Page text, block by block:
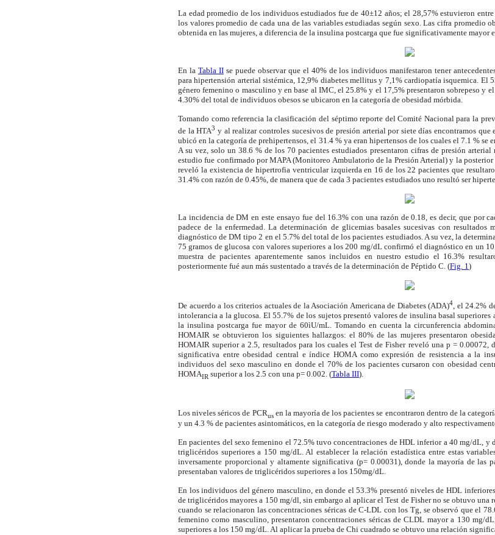
La edad promedio de los individuos estudiados fue de 40±12 años; el 28,57% estuvieron
los valores promedio de cada una de las variables estudiadas según sexo. Las cifra promedio
obtenida en las mujeres, a diferencia de la insulina postcarga que fue significativamente mayor
En la Tabla IIse puede observar que el 40% de los individuos manifestaron tener
para hipertensión arterial sistémica, 12,9% diabetes mellitus y 7,1% cardiopatía isquemica. El
género femenino o masculino y en base al IMC, el 25.8% y el 17,5% presentaron sobrepeso y
4.30% del total de individuos obesos se ubicaron en la categoría de obesidad mórbida.
Tomando como referencia la clasificación del séptimo reporte del Comité Nacional para la
de la HTA3 y al realizar controles sucesivos de presión arterial por siete días encontramos
ubicó en la categoría de prehipertensos, el 31.4 % ya eran hipertensos de los cuales el 7.1 % se
A su vez, solo un 38.6 % de los 70 pacientes estudiados presentaron cifras de presión
estudio fue confirmado por MAPA (Monitoreo Ambulatorio de la Presión Arterial) y la
reveló la existencia de hipertrofia ventricular izquierda en 16 de los 22 pacientes que
31.4% con razón de 0.45%, de manera que de cada 3 pacientes estudiados uno resultó ser
La incidencia de DM en este ensayo fue del 16.3% con una razón de 0.18, es decir, que por
padece de la enfermedad. La determinación de glicemias basales sucesivas con
diagnóstico de DM tipo 2 en el 5.7% del total de los pacientes estudiados. A su vez, la
75 gramos de glucosa con valores superiores a los 200 mg/dL confirmó el diagnóstico en un
muestra de pacientes aparentemente sanos incluidos en nuestro estudio el 16.3%
posteriormente fué aun más sustentado a través de la determinación de Péptido C. (Fig. 1 )
De acuerdo a los criterios actuales de la Asociación Americana de Diabetes (ADA)4, el 24.2%
intolerancia a la glucosa. El 55.7% de los sujetos presentó valores de insulina basal
la insulina postcarga fue mayor de 60ìU/mL. Tomando en cuenta la circunferencia
HOMAIR se obtuvieron los siguientes hallazgos: el 80% de las mujeres presentaron
HOMAIR superior a 2.5, resultados para los cuales el Test de Fisher reveló una p = 0.00072,
significativa entre obesidad central e índice HOMA como expresión de resistencia a la
individuos del sexo masculino en donde el 70% de los pacientes cursaron con obesidad
HOMAIR superior a los 2.5 con una p= 0.002. (Tabla III).
Los niveles séricos de PCRus en la mayoría de los pacientes se encontraron dentro de la
y un 4.3 % de pacientes asintomáticos, en la categoría de riesgo moderado y alto
En pacientes del sexo femenino el 72.5% tuvo concentraciones de HDL inferior a 40 mg/dL, y
triglicéridos superiores a 150 mg/dL. Al establecer la relación estadística entre estas
inversamente proporcional y altamente significativa (p= 0.00031), donde la mayoría de las
presentaban valores de triglicéridos superiores a los 150mg/dL.
En los individuos del género masculino, en donde el 53.3% presentó niveles de HDL
de triglicéridos mayores a 150 mg/dl, sin embargo al aplicar el Test de Fisher no se obtuvo
cuando se relacionaron las concentraciones séricas de C-LDL con los Tg, se observó que el
femenino como masculino, presentaron concentraciones séricas de CLDL mayor a 130 mg/
superiores a los 150 mg/dL. Al aplicar la prueba de Chi cuadrado se obtuvo una relación